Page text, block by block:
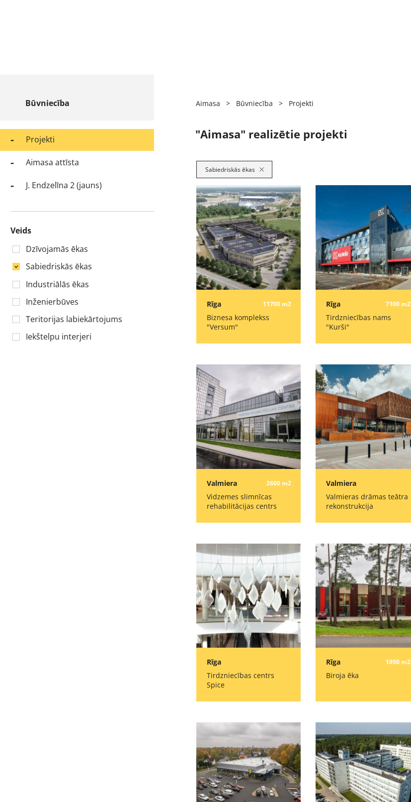
Aimasa > Būvniecība > Projekti
Būvniecība
Projekti
Aimasa attīsta
J. Endzelīna 2 (jauns)
Veids
Dzīvojamās ēkas
Sabiedriskās ēkas
Industriālās ēkas
Inženierbūves
Teritorijas labiekārtojums
Iekštelpu interjeri
"Aimasa" realizētie projekti
Sabiedriskās ēkas
Rīga 11700 m2
Biznesa komplekss
"Versum"
Rīga 7100 m2
Tirdzniecības nams
"Kurši"
Valmiera 2600 m2
Vidzemes slimnīcas
rehabilitācijas centrs
Valmiera
Valmieras drāmas teātra
rekonstrukcija
Rīga
Tirdzniecības centrs
Spice
Rīga 1890 m2
Biroja ēka